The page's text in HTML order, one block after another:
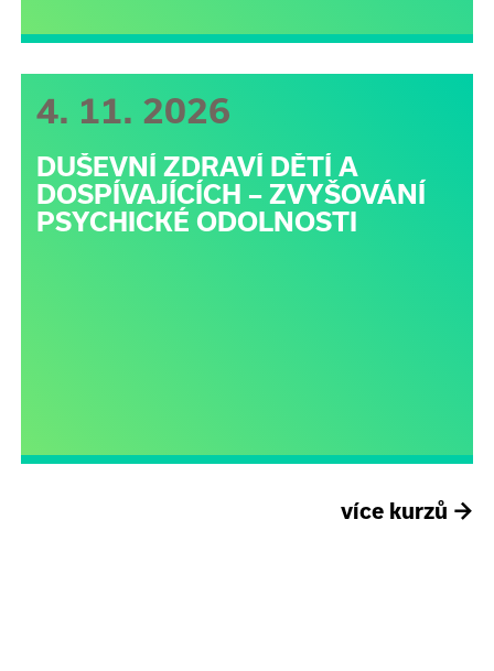
4. 11. 2026
DUŠEVNÍ ZDRAVÍ DĚTÍ A
DOSPÍVAJÍCÍCH – ZVYŠOVÁNÍ
PSYCHICKÉ ODOLNOSTI
více kurzů →